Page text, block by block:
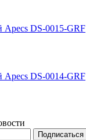
Apecs DS-0015-GRF
Apecs DS-0014-GRF
Подписаться